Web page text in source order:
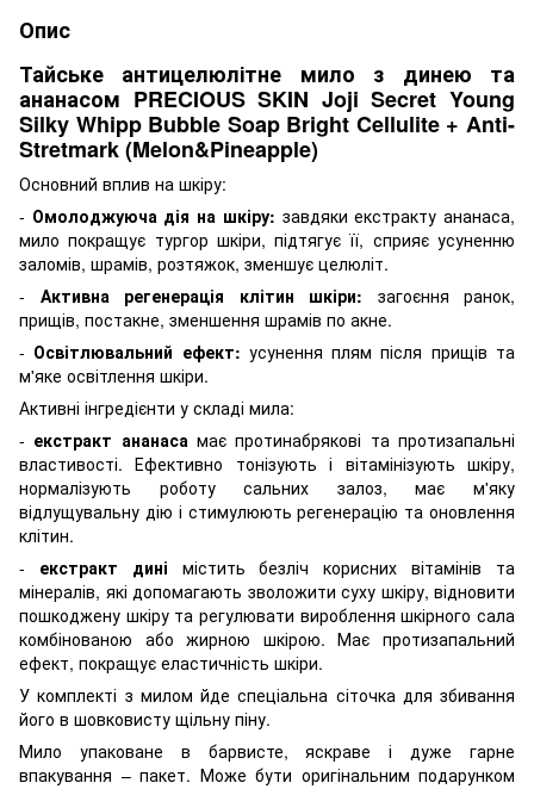
Опис
Тайське антицелюлітне мило з динею та
ананасом PRECIOUS SKIN Joji Secret Young
Silky Whipp Bubble Soap Bright Cellulite + Anti-
Stretmark (Melon&Pineapple)
Основний вплив на шкіру:
- Омолоджуюча дія на шкіру: завдяки екстракту ананаса,
мило покращує тургор шкіри, підтягує її, сприяє усуненню
заломів, шрамів, розтяжок, зменшує целюліт.
- Активна регенерація клітин шкіри: загоєння ранок,
прищів, постакне, зменшення шрамів по акне.
- Освітлювальний ефект: усунення плям після прищів та
м'яке освітлення шкіри.
Активні інгредієнти у складі мила:
- екстракт ананаса має протинабрякові та протизапальні
властивості. Ефективно тонізують і вітамінізують шкіру,
нормалізують роботу сальних залоз, має м'яку
відлущувальну дію і стимулюють регенерацію та оновлення
клітин.
- екстракт дині містить безліч корисних вітамінів та
мінералів, які допомагають зволожити суху шкіру, відновити
пошкоджену шкіру та регулювати вироблення шкірного сала
комбінованою або жирною шкірою. Має протизапальний
ефект, покращує еластичність шкіри.
У комплекті з милом йде спеціальна сіточка для збивання
його в шовковисту щільну піну.
Мило упаковане в барвисте, яскраве і дуже гарне
впакування – пакет. Може бути оригінальним подарунком